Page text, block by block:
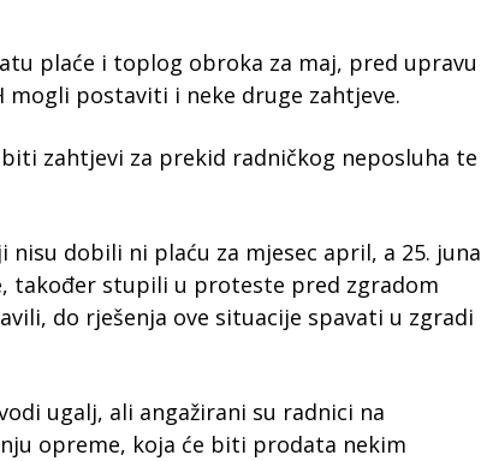
plaće i toplog obroka za maj, pred upravu
mogli postaviti i neke druge zahtjeve.
zahtjevi za prekid radničkog neposluha te
nisu dobili ni plaću za mjesec april, a 25. juna
također stupili u proteste pred zgradom
do rješenja ove situacije spavati u zgradi
ugalj, ali angažirani su radnici na
opreme, koja će biti prodata nekim